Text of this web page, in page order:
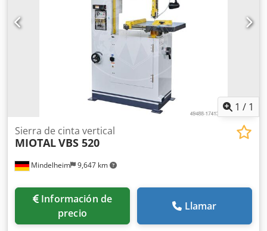
Peso, aprox.: 700 kg Equipamiento: - Velocidad de corte
ajustable de forma continua - Dispositivo de soldadura de
cinta - Cinta de sierra en guías de precisión ajustables -
Mesa de trabajo inclinable en todas las direcciones (no
disponible en máquinas con avance de mesa debido a su
diseño) - Tijeras para cinta - Unidad de lijado - Cepillo para
virutas - Tornillo de anillo para mover la máquina -
Lámpara de máquina - Indicador de velocidad LED -
Dispositivo de soplado - CE
1 / 1
Mindelheim 9,647 km
Sierra de cinta vertical
MIOTALVBS 520
Información de
precio
Llamar